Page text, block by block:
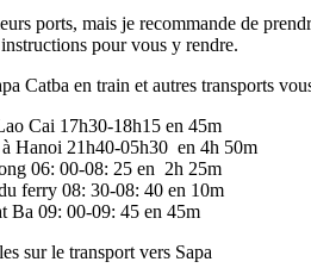
ports, mais je recommande de
pour vous y rendre.
Catba en train et autres transports
Cai 17h30-18h15 en 45m
Hanoi 21h40-05h30 en 4h 50m
06: 00-08: 25 en 2h 25m
ferry 08: 30-08: 40 en 10m
Ba 09: 00-09: 45 en 45m
sur le transport vers Sapa